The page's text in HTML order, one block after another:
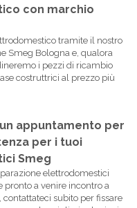
con marchio
tramite il nostro
Smeg Bologna e, qualora
i pezzi di ricambio
costruttrici al prezzo più
appuntamento per
per i tuoi
Smeg
elettrodomestici
pronto a venire incontro a
contattateci subito per fissare